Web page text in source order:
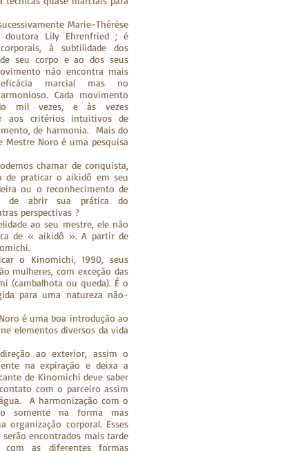
Marie-Thérèse
Lily Ehrenfried ; é
à subtilidade dos
seu corpo e ao dos seus
não encontra mais
marcial mas no
Cada movimento
mil vezes, e às vezes
aos critérios intuitivos de
de harmonia. Mais do
Noro é uma pesquisa
chamar de conquista,
de praticar o aikidô em seu
ou o reconhecimento de
de abrir sua prática do
perspectivas ?
ao seu mestre, ele não
de « aikidô ». A partir de
o Kinomichi, 1990, seus
mulheres, com exceção das
(cambalhota ou queda). É o
para uma natureza não-
é uma boa introdução ao
elementos diversos da vida
ao exterior, assim o
na expiração e deixa a
de Kinomichi deve saber
com o parceiro assim
A harmonização com o
somente na forma mas
organização corporal. Esses
encontrados mais tarde
com as diferentes formas